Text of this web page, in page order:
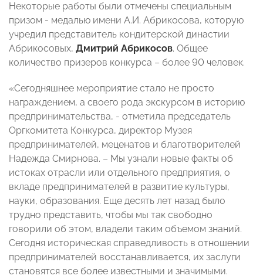
Некоторые работы были отмечены специальным
призом - медалью имени А.И. Абрикосова, которую
учредил представитель кондитерской династии
Абрикосовых, Дмитрий Абрикосов. Общее
количество призеров конкурса – более 90 человек.
«Сегодняшнее мероприятие стало не просто
награждением, а своего рода экскурсом в историю
предпринимательства, - отметила председатель
Оргкомитета Конкурса, директор Музея
предпринимателей, меценатов и благотворителей
Надежда Смирнова. – Мы узнали новые факты об
истоках отрасли или отдельного предприятия, о
вкладе предпринимателей в развитие культуры,
науки, образования. Еще десять лет назад было
трудно представить, чтобы мы так свободно
говорили об этом, владели таким объемом знаний.
Сегодня историческая справедливость в отношении
предпринимателей восстанавливается, их заслуги
становятся все более известными и значимыми.